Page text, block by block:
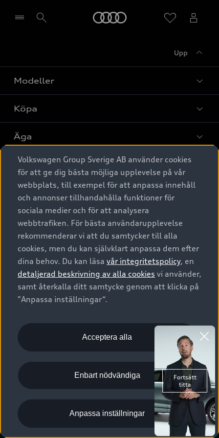
Upp
Modeller
Alla modeller
Elbilar
A6 modellerna
SUV
Avant
Audi Sport
Köpa
Privaterbjudanden
Privatleasing
Nya bilar i lager
Begagnade bilar i lager
Audi approved :plus - så gott som nya
Finansiering
Audi exclusive
Provkörning
Äga
Service & tillbehör
Audi digital services
Originaltillbehör - köp online
Garantier
Försäkring
Digitala manualer för din Audi
Audi Collection – livsstilsartiklar
Vanliga frågor
2G/3G nätet stängs ned - Hur påverkas min bil av detta?
Tjänstebil
Tjänstebil
Business lease online
Företagsleasing
Om Audi Sverige
Kontakta oss
Audi Återförsäljare/-serviceverkstad
myAudi
Pressmeddelanden
Nyhetsbrev
Vårt hållbarhetsarbete
Lediga tjänster huvudkontor
Lediga tjänster hos Audi Återförsäljare
Kommentar till mediauppgifter om dataläcka
© 2026 AUDI SVERIGE. All Rights Reserved.
Utgivare Juridiskt
Juridiskt Audi AG
Juridiskt Audi Digital Giveaway
Anpassa inställningar för cookies
Visselblåsarkanaler
Volkswagen Group Sverige AB använder cookies
för att ge dig bästa möjliga upplevelse på vår
webbplats, till exempel för att anpassa innehåll
och annonser tillhandahålla funktioner för
sociala medier och för att analysera
webbtrafiken. För bästa användarupplevelse
rekommenderar vi att du samtycker till alla
cookies, men du kan självklart anpassa dem efter
dina behov. Du kan läsa vår integritetspolicy, en
detaljerad beskrivning av alla cookies vi använder,
samt återkalla ditt samtycke genom att klicka på
"Anpassa inställningar“.
Acceptera alla
Enbart nödvändiga
Anpassa inställningar